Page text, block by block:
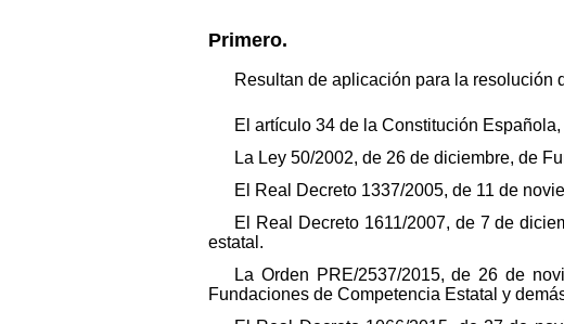
Primero.
Resultan de aplicación para la resolución
El artículo 34 de la Constitución
La Ley 50/2002, de 26 de diciembre, de
El Real Decreto 1337/2005, de 11 de
El Real Decreto 1611/2007, de 7 de
estatal.
La Orden PRE/2537/2015, de 26 de
Fundaciones de Competencia Estatal y